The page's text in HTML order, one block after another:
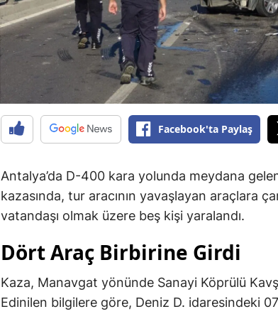
Facebook'ta Paylaş
Antalya’da D-400 kara yolunda meydana
kazasında, tur aracının yavaşlayan araçlara
vatandaşı olmak üzere beş kişi yaralandı.
Dört Araç Birbirine Girdi
Kaza, Manavgat yönünde Sanayi Köprülü
Edinilen bilgilere göre, Deniz D. idaresindeki